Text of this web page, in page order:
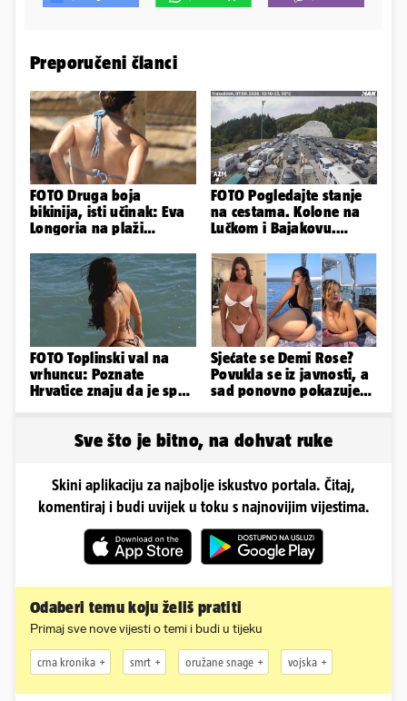
Preporučeni članci
FOTO Druga boja
bikinija, isti učinak: Eva
Longoria na plaži
obline
FOTO Pogledajte stanje
na cestama. Kolone na
Lučkom i Bajakovu.
FOTO Toplinski val na
vrhuncu: Poznate
Hrvatice znaju da je spas
Sjećate se Demi Rose?
Povukla se iz javnosti, a
sad ponovno pokazuje
Sve što je bitno, na dohvat ruke
Skini aplikaciju za najbolje iskustvo portala. Čitaj,
komentiraj i budi uvijek u toku s najnovijim vijestima.
Odaberi temu koju želiš pratiti
Primaj sve nove vijesti o temi i budi u tijeku
crna kronika smrt oružane snage vojska